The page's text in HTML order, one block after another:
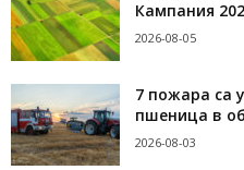
Кампания
2026-08-05
7 пожара са
пшеница в
2026-08-03